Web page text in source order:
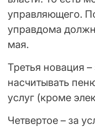
управляющего.
управдома
мая.
Третья новация –
насчитывать
услуг (кроме
Четвертое – за